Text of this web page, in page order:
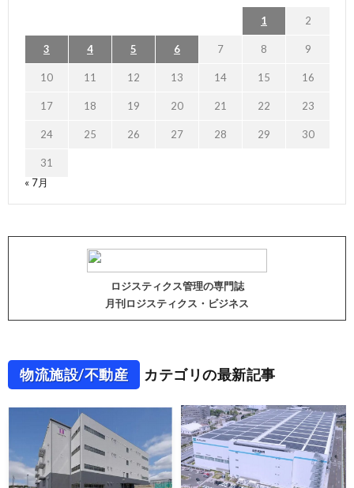
1 2
3 4 5 6 7 8 9
10 11 12 13 14 15 16
17 18 19 20 21 22 23
24 25 26 27 28 29 30
31
« 7月
ロジスティクス管理の専門誌
月刊ロジスティクス・ビジネス
物流施設/不動産 カテゴリの最新記事